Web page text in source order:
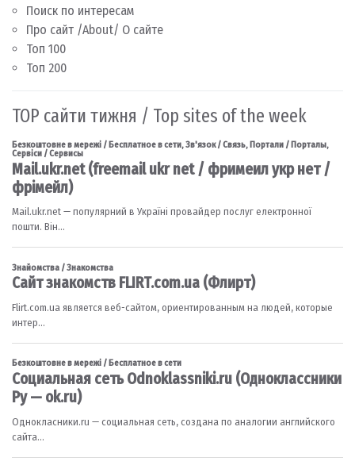
Поиск по интересам
Про сайт /About/ О сайте
Топ 100
Топ 200
TOP сайти тижня / Top sites of the week